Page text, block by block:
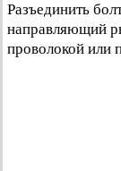
Разъединить
направляющий
проволокой или